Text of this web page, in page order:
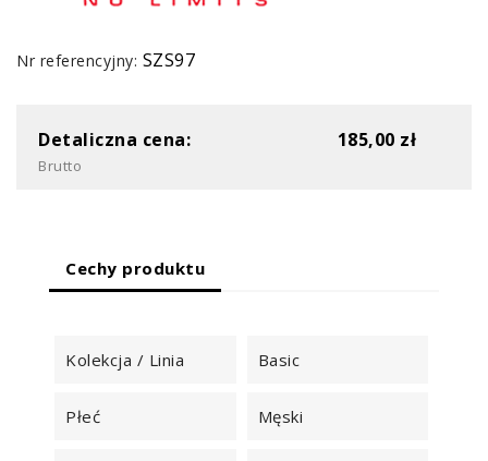
Nr referencyjny: SZS97
Detaliczna cena: 185,00 zł
Brutto
Cechy produktu
Kolekcja / Linia Basic
Płeć Męski